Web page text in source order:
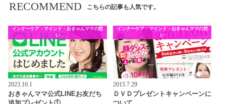
RECOMMEND こちらの記事も人気です。
インナーケア・マインド・おきゃんママの想
い
2023.10.1
おきゃんママ公式LINEお友だち
インナーケア・マインド・おきゃんママの想
い
2015.7.29
ＤＶＤプレゼントキャンペーンに